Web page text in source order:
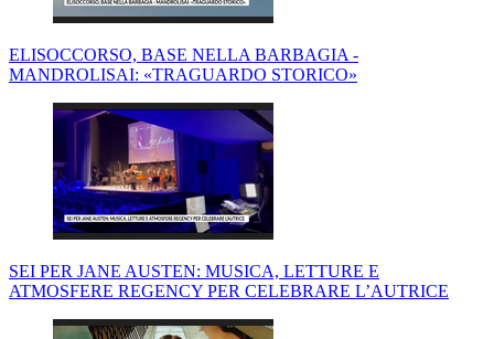
ELISOCCORSO, BASE NELLA BARBAGIA -
MANDROLISAI: «TRAGUARDO STORICO»
SEI PER JANE AUSTEN: MUSICA, LETTURE E
ATMOSFERE REGENCY PER CELEBRARE L’AUTRICE